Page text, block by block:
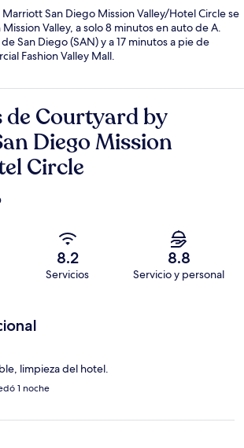
San Diego Mission Valley/Hotel Circle se
Valley, a solo 8 minutos en auto de A.
San Diego (SAN) y a 17 minutos a pie de
Fashion Valley Mall.
de Courtyard by
Diego Mission
Circle
8.2
Servicios
8.8
Servicio y personal
limpieza del hotel.
1 noche